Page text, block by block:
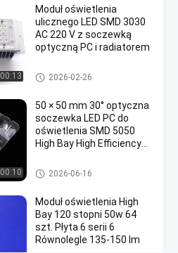
poglądy
teraz.
Podział
00:13
Moduł oświetlenia
ulicznego LED SMD 3030
AC 220 V z soczewką
optyczną PC i radiatorem
Komponenty oświetlenia ulicz
nego LED
2026-02-26
00:10
50 × 50 mm 30° optyczna
soczewka LED PC do
oświetlenia SMD 5050
High Bay High Efficiency
do oświetlenia
przemysłowego i
3030 LED Lens
2026-06-16
Moduł oświetlenia High
Bay 120 stopni 50w 64
szt. Płyta 6 serii 6
Równolegle 135-150 lm